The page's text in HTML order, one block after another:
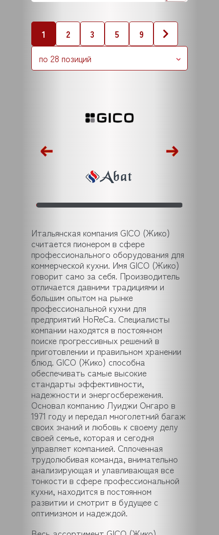
1 2 3 5
9
по 28 позиций
Итальянская компания GICO (Жико)
считается пионером в сфере
профессионального оборудования для
коммерческой кухни. Имя GICO (Жико)
говорит само за себя. Производитель
отличается давними традициями и
большим опытом на рынке
профессиональной кухни для
предприятий HoReCa. Специалисты
компании находятся в постоянном
поиске прогрессивных решений в
приготовлении и правильном хранении
блюд. GICO (Жико) способна
обеспечивать самые высокие
стандарты эффективности,
надежности и энергосбережения.
Основал компанию Луиджи Онгаро в
1971 году и передал многолетний багаж
своих знаний и любовь к своему делу
своей семье, которая и сегодня
управляет компанией. Сплоченная
трудолюбивая команда, внимательно
анализирующая и улавливающая все
тонкости в сфере профессиональной
кухни, находится в постоянном
развитии и смотрит в будущее с
оптимизмом и надеждой.